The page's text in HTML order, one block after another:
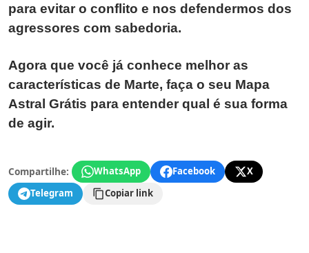
para evitar o conflito e nos defendermos dos
agressores com sabedoria.
Agora que você já conhece melhor as
características de Marte, faça o seu Mapa
Astral Grátis para entender qual é sua forma
de agir.
Compartilhe: WhatsApp Facebook
X
Telegram
Copiar link